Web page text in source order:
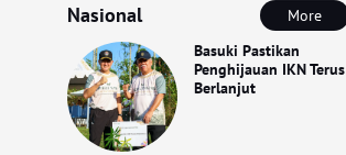
Nasional
More
Basuki Pastikan
Penghijauan IKN Terus
Berlanjut